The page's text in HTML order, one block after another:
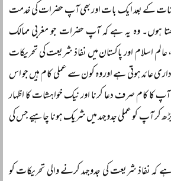
کے بعد ایک بات اور بھی آپ حضرات کی خدمت
ہوں۔ وہ یہ ہے کہ آپ حضرات جو مغربی ممالک
عالم اسلام اور پاکستان میں نفاذ شریعت کی تحریکات
عائد ہوتی ہے اور وہ کون سے عملی کام ہیں جو اس
کا کام صرف دعا کرنا اور نیک خواہشات کا اظہار
کر آپ کو عملی جدوجہد میں شریک ہونا چاہیے جس کی
کہ نفاذ شریعت کی جدوجہد کرنے والی تحریکات کو